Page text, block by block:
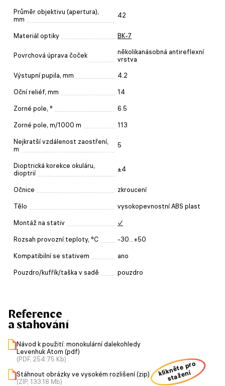
Průměr objektivu (apertura),
mm
42
Materiál optiky BK-7
Povrchová úprava čoček
několikanásobná antireflexní
vrstva
Výstupní pupila, mm 4.2
Oční reliéf, mm 14
Zorné pole, ° 6.5
Zorné pole, m/1000 m 113
Nejkratší vzdálenost zaostření,
m
5
Dioptrická korekce okuláru,
dioptrií
±4
Očnice zkroucení
Tělo vysokopevnostní ABS plast
Montáž na stativ ✓
Rozsah provozní teploty, °C -30...+50
Kompatibilní se stativem ano
Pouzdro/kufřík/taška v sadě pouzdro
Reference
a stahování
Návod k použití: monokulární dalekohledy
Levenhuk Atom (pdf)
(PDF, 254.75 Kb)
Stáhnout obrázky ve vysokém rozlišení (zip)
(ZIP, 133.18 Mb)
klikněte pro
stažení